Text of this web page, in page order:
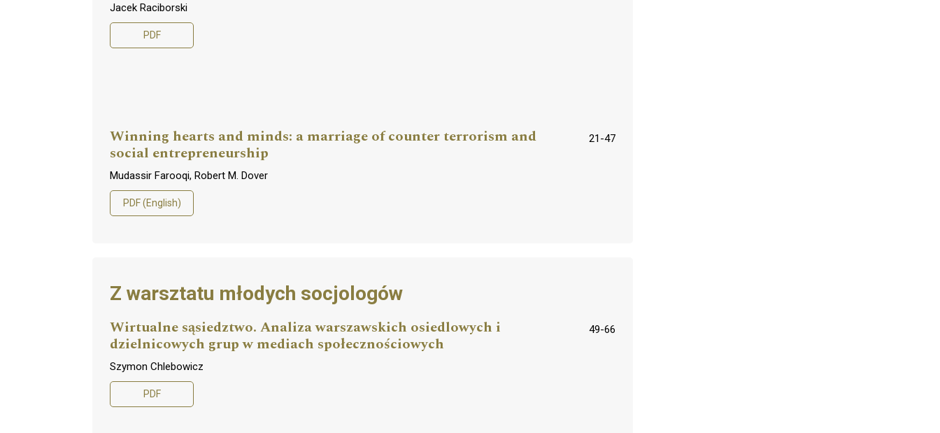
Jacek Raciborski
PDF
Winning hearts and minds: a marriage of counter terrorism and
social entrepreneurship
21-47
Mudassir Farooqi, Robert M. Dover
PDF (English)
Z warsztatu młodych socjologów
Wirtualne sąsiedztwo. Analiza warszawskich osiedlowych i
dzielnicowych grup w mediach społecznościowych
49-66
Szymon Chlebowicz
PDF